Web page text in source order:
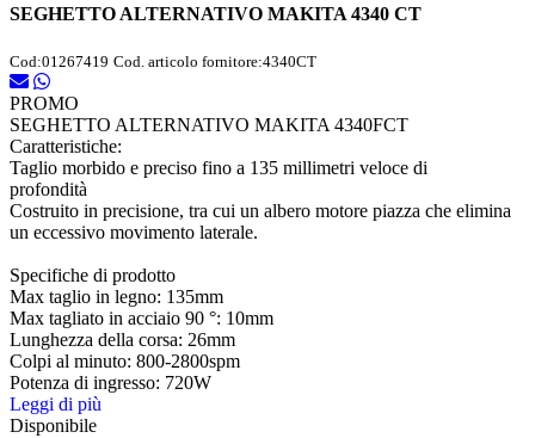
SEGHETTO ALTERNATIVO MAKITA 4340 CT
Cod:01267419 Cod. articolo fornitore:4340CT
PROMO
SEGHETTO ALTERNATIVO MAKITA 4340FCT
Caratteristiche:
Taglio morbido e preciso fino a 135 millimetri veloce di
profondità
Costruito in precisione, tra cui un albero motore piazza che elimina
un eccessivo movimento laterale.
Specifiche di prodotto
Max taglio in legno: 135mm
Max tagliato in acciaio 90 °: 10mm
Lunghezza della corsa: 26mm
Colpi al minuto: 800-2800spm
Potenza di ingresso: 720W
Leggi di più
Disponibile